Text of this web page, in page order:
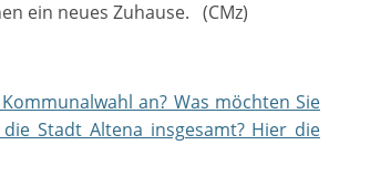
ein neues Zuhause. (CMz)
an? Was möchten Sie
Stadt Altena insgesamt? Hier die